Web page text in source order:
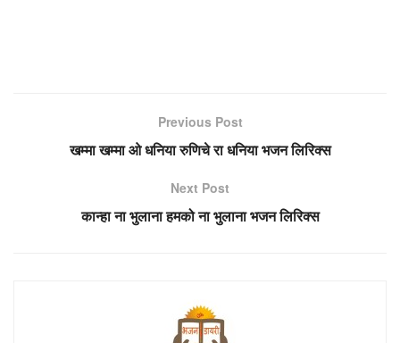
Previous Post
खम्मा खम्मा ओ धनिया रुणिचे रा धनिया भजन लिरिक्स
Next Post
कान्हा ना भुलाना हमको ना भुलाना भजन लिरिक्स